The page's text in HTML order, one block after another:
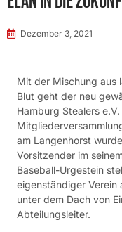
Dezember 3, 2021
Mit der Mischung aus
Blut geht der neu
Hamburg Stealers
am Langenhorst
Vorsitzender im
Baseball-Urgestein
eigenständiger
unter dem Dach von
Abteilungsleiter.